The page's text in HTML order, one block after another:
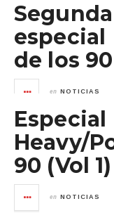
especial
de los
en NOTICIAS
Heavy/
90 (Vol
en NOTICIAS